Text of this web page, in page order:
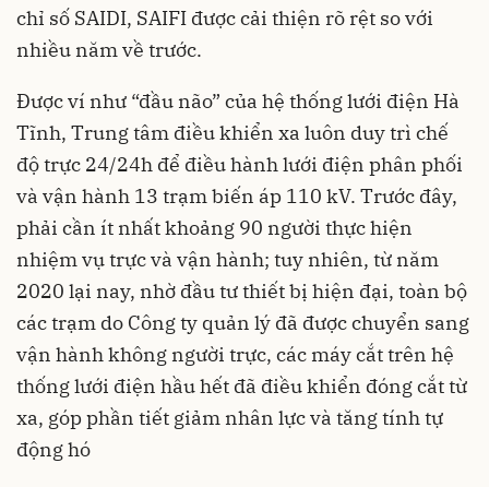
chỉ số SAIDI, SAIFI được cải thiện rõ rệt so với
nhiều năm về trước.
Được ví như “đầu não” của hệ thống lưới điện Hà
Tĩnh, Trung tâm điều khiển xa luôn duy trì chế
độ trực 24/24h để điều hành lưới điện phân phối
và vận hành 13 trạm biến áp 110 kV. Trước đây,
phải cần ít nhất khoảng 90 người thực hiện
nhiệm vụ trực và vận hành; tuy nhiên, từ năm
2020 lại nay, nhờ đầu tư thiết bị hiện đại, toàn bộ
các trạm do Công ty quản lý đã được chuyển sang
vận hành không người trực, các máy cắt trên hệ
thống lưới điện hầu hết đã điều khiển đóng cắt từ
xa, góp phần tiết giảm nhân lực và tăng tính tự
động hó